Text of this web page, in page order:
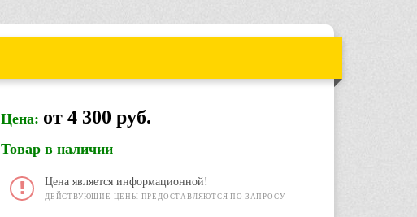
Цена: от 4 300 руб.
Товар в наличии
Цена является информационной!
ДЕЙСТВУЮЩИЕ ЦЕНЫ ПРЕДОСТАВЛЯЮТСЯ ПО ЗАПРОСУ